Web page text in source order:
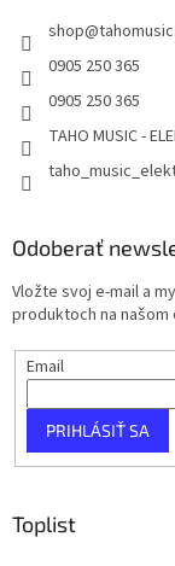
shop@
0905 250 365
0905 250 365
TAHO MUSIC -
Odoberať
Vložte svoj e-mail a
produktoch na našom
Email
PRIHLÁSIŤ SA
Toplist